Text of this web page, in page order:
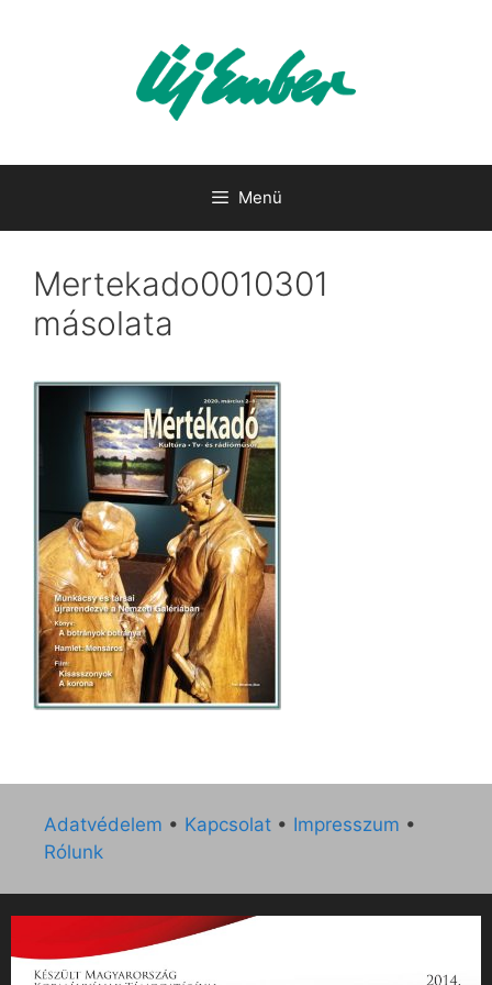
Menü
Mertekado0010301
másolata
Adatvédelem • Kapcsolat • Impresszum •
Rólunk